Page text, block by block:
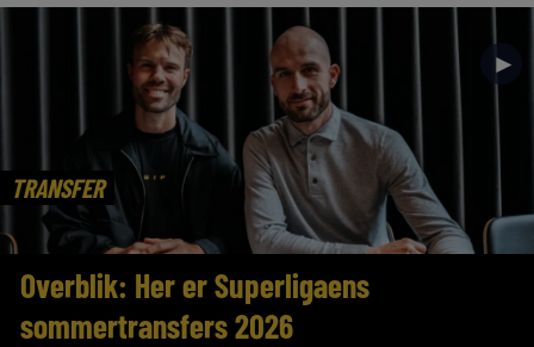
TRANSFER
►
Overblik: Her er Superligaens
sommertransfers 2026